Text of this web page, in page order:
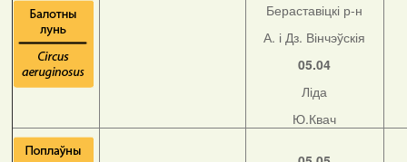
Бераставіцкі р-н
А. і Дз. Вінчэўскія
05.04
Ліда
Ю.Квач